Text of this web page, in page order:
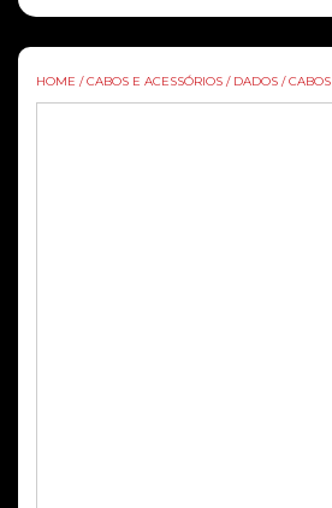
HOME / CABOS E ACESSÓRIOS / DADOS / CABOS